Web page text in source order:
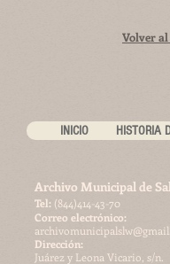
Volver al
INICIO HISTORIA
Archivo Municipal de
​Tel: (844)414-43-70
Correo electrónico:
Dirección:
Juárez y Leona Vicario, s/n.